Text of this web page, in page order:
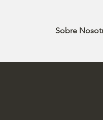
Sobre